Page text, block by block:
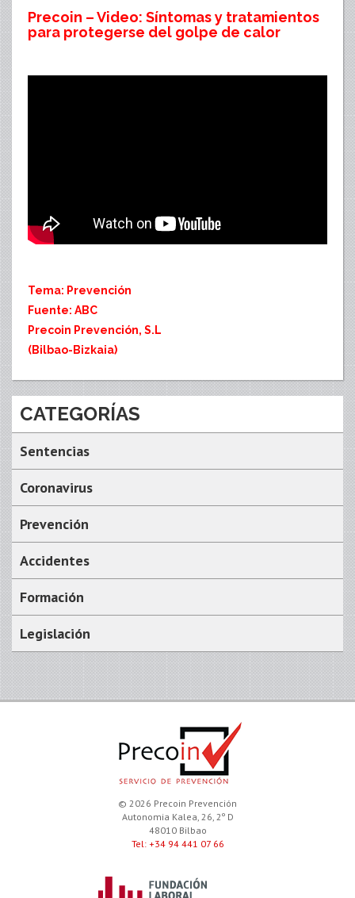
Precoin – Video: Síntomas y tratamientos
para protegerse del golpe de calor
Tema: Prevención
Fuente: ABC
Precoin Prevención, S.L
(Bilbao-Bizkaia)
CATEGORÍAS
Sentencias
Coronavirus
Prevención
Accidentes
Formación
Legislación
© 2026 Precoin Prevención
Autonomia Kalea, 26, 2º D
48010 Bilbao
Tel: +34 94 441 07 66